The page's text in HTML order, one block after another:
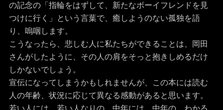
の記念の「指輪をはずして、新たなボーイフレンドを見
つけに行く」という言葉で、癒しようのない孤独を語
り、嗚咽します。
こうなったら、悲しむ人に私たちができることは、岡田
さんがしたように、その人の肩をそっと抱きしめるだけ
しかないでしょう。
宣伝になってしまうかもしれませんが、この本には読む
人の年齢、状況に応じて異なる感動があると思います。
若い人には、若い人なりの、中年には、中年の。わかる